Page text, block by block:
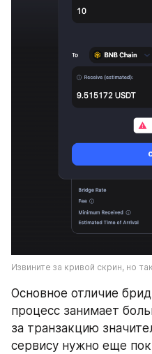
Извините за кривой скрин, но
Основное отличие
процесс занимает
за транзакцию
сервису нужно еще